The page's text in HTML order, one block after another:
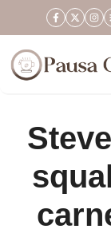
al
contenuto